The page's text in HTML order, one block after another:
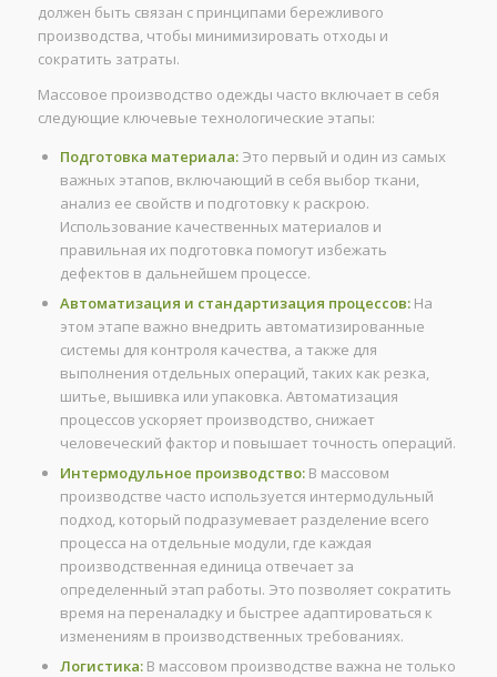
должен быть связан с принципами бережливого
производства, чтобы минимизировать отходы и
сократить затраты.
Массовое производство одежды часто включает в себя
следующие ключевые технологические этапы:
Подготовка материала:Это первый и один из самых
важных этапов, включающий в себя выбор ткани,
анализ ее свойств и подготовку к раскрою.
Использование качественных материалов и
правильная их подготовка помогут избежать
дефектов в дальнейшем процессе.
Автоматизация и стандартизация процессов:На
этом этапе важно внедрить автоматизированные
системы для контроля качества, а также для
выполнения отдельных операций, таких как резка,
шитье, вышивка или упаковка. Автоматизация
процессов ускоряет производство, снижает
человеческий фактор и повышает точность операций.
Интермодульное производство:В массовом
производстве часто используется интермодульный
подход, который подразумевает разделение всего
процесса на отдельные модули, где каждая
производственная единица отвечает за
определенный этап работы. Это позволяет сократить
время на переналадку и быстрее адаптироваться к
изменениям в производственных требованиях.
Логистика:В массовом производстве важна не только